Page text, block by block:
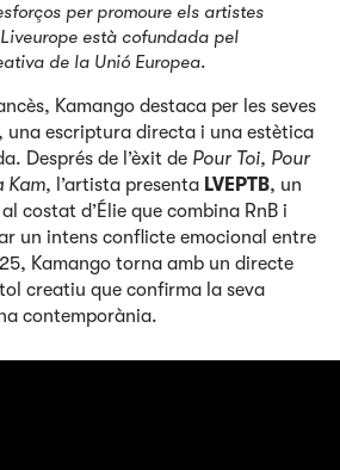
per promoure els artistes
està cofundada pel
de la Unió Europea.
Kamango destaca per les seves
una escriptura directa i una estètica
Després de l’èxit de Pour Toi, Pour
Kam, l’artista presenta LVEPTB, un
costat d’Élie que combina RnB i
un intens conflicte emocional entre
Kamango torna amb un directe
creatiu que confirma la seva
contemporània.